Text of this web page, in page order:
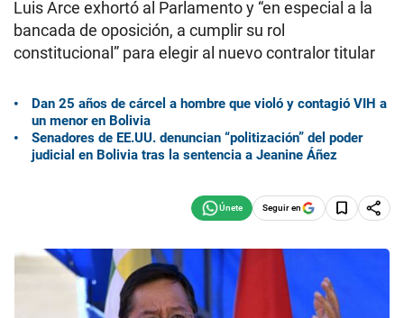
Luis Arce exhortó al Parlamento y “en especial a la
bancada de oposición, a cumplir su rol
constitucional” para elegir al nuevo contralor titular
Dan 25 años de cárcel a hombre que violó y contagió VIH a
un menor en Bolivia
Senadores de EE.UU. denuncian “politización” del poder
judicial en Bolivia tras la sentencia a Jeanine Áñez
Seguir en